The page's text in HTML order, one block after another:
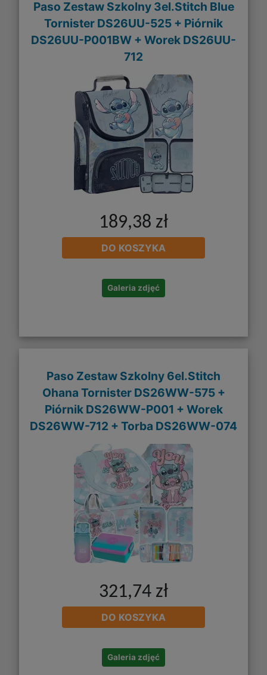
Paso Zestaw Szkolny 3el.Stitch Blue
Tornister DS26UU-525 + Piórnik
DS26UU-P001BW + Worek DS26UU-
712
189,38 zł
DO KOSZYKA
Galeria zdjęć
Paso Zestaw Szkolny 6el.Stitch
Ohana Tornister DS26WW-575 +
Piórnik DS26WW-P001 + Worek
DS26WW-712 + Torba DS26WW-074
321,74 zł
DO KOSZYKA
Galeria zdjęć